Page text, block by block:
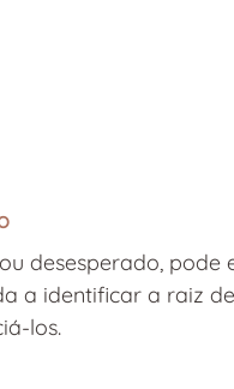
desesperado, pode
a identificar a raiz
los.